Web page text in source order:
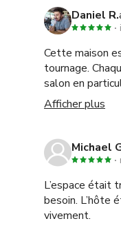
Daniel R.
Cette maison
tournage.
salon en
fonctionnait
coordination et
Afficher plus
Michael
L’espace était
besoin. L’hôte
vivement.